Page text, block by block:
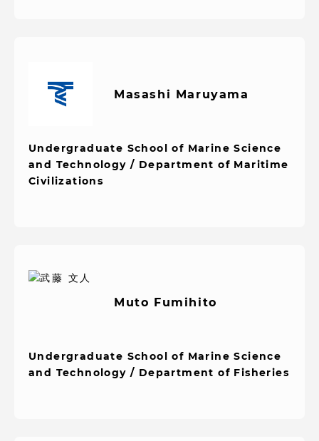
Masashi Maruyama
Undergraduate School of Marine Science
and Technology / Department of Maritime
Civilizations
Muto Fumihito
Undergraduate School of Marine Science
and Technology / Department of Fisheries